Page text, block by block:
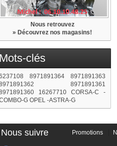
Nous retrouvez
» Découvrez nos magasins!
Mots-clés
8971891364
8971891363
8971891361
16267710 CORSA-C
-
G OPEL -ASTRA-G
Nous suivre Promotions